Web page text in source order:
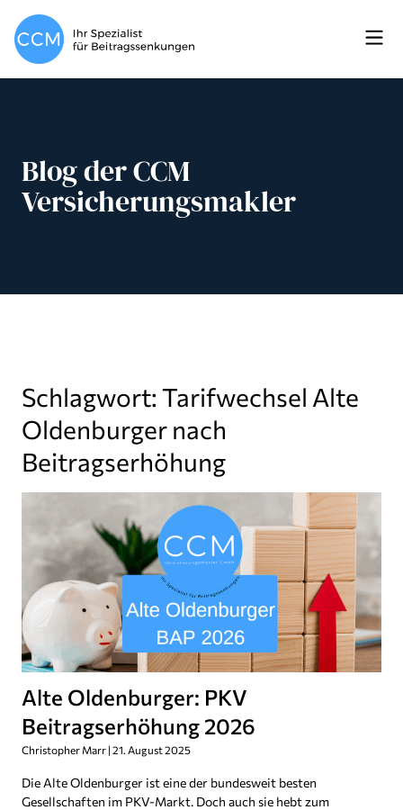
Blog der CCM
Versicherungsmakler
Schlagwort: Tarifwechsel Alte
Oldenburger nach
Beitragserhöhung
Alte Oldenburger: PKV
Beitragserhöhung 2026
Christopher Marr 21. August 2025
Die Alte Oldenburger ist eine der bundesweit besten
Gesellschaften im PKV-Markt. Doch auch sie hebt zum